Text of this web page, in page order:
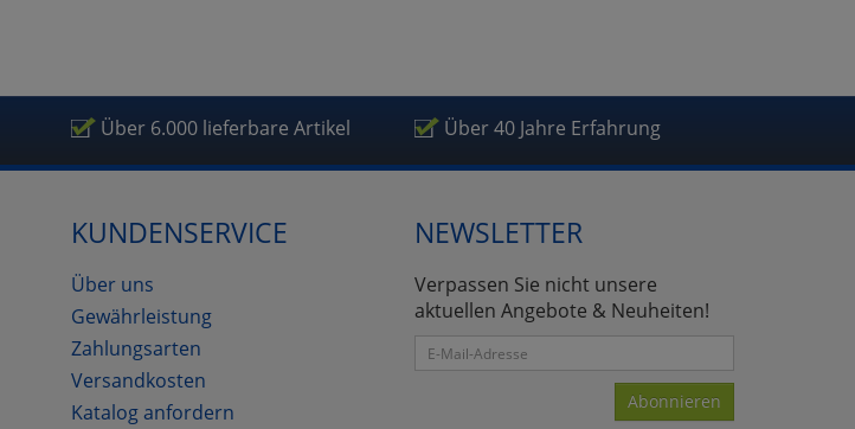
Über 6.000 lieferbare Artikel Über 40 Jahre Erfahrung
KUNDENSERVICE
Über uns
Gewährleistung
Zahlungsarten
Versandkosten
Katalog anfordern
NEWSLETTER
Verpassen Sie nicht unsere
aktuellen Angebote & Neuheiten!
Abonnieren
Cookies
Einstellungen speichern
zurückzu Haupptseite Zustimmung Datenverarbeitung (Seitenende)